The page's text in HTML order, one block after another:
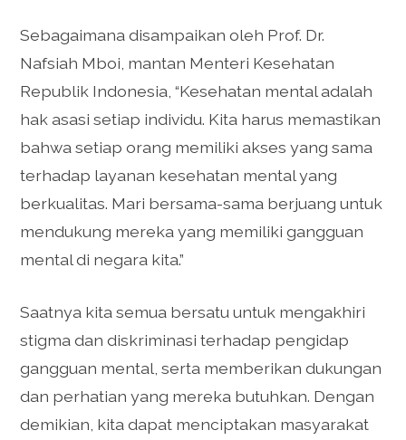
Sebagaimana disampaikan oleh Prof. Dr.
Nafsiah Mboi, mantan Menteri Kesehatan
Republik Indonesia, “Kesehatan mental adalah
hak asasi setiap individu. Kita harus memastikan
bahwa setiap orang memiliki akses yang sama
terhadap layanan kesehatan mental yang
berkualitas. Mari bersama-sama berjuang untuk
mendukung mereka yang memiliki gangguan
mental di negara kita.”
Saatnya kita semua bersatu untuk mengakhiri
stigma dan diskriminasi terhadap pengidap
gangguan mental, serta memberikan dukungan
dan perhatian yang mereka butuhkan. Dengan
demikian, kita dapat menciptakan masyarakat